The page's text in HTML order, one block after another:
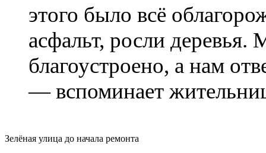
этого было всё
асфальт, росли деревья.
благоустроено, а нам
— вспоминает
Зелёная улица до начала ремонта